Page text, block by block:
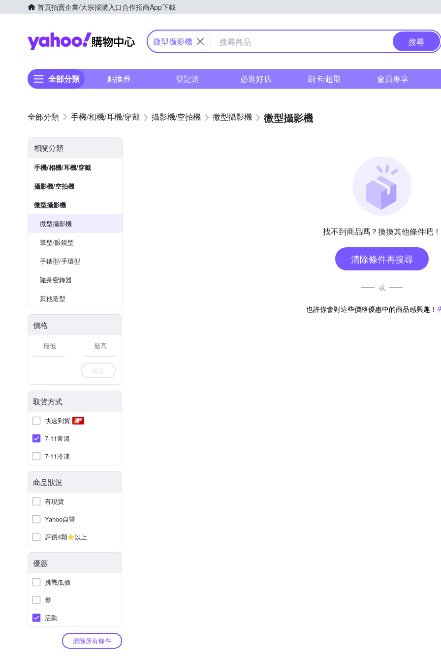
首頁拍賣企業/大宗採購入口合作招商App下載
Yahoo購物中心
微型攝影機 搜尋
全部分類 點換券 登記送 必逛好店 刷卡/超取 會員專享
手機/相機/耳機/穿戴 攝影機/空拍機 微型攝影機 微型攝影機
相關分類
手機/相機/耳機/穿戴
攝影機/空拍機
微型攝影機
微型攝影機
筆型/眼鏡型
手錶型/手環型
隨身密錄器
其他造型
價格
-
確定
取貨方式
快速到貨
7-11常溫
7-11冷凍
商品狀況
有現貨
Yahoo自營
評價4顆
以上
優惠
挑戰低價
券
活動
清除所有條件
找不到商品嗎？換換其他條件吧！
清除條件再搜尋
或
也許你會對這些價格優惠中的商品感興趣！